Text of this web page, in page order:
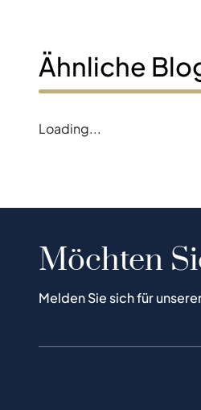
Ähnliche
Loading...
Möchten
Melden Sie sich für